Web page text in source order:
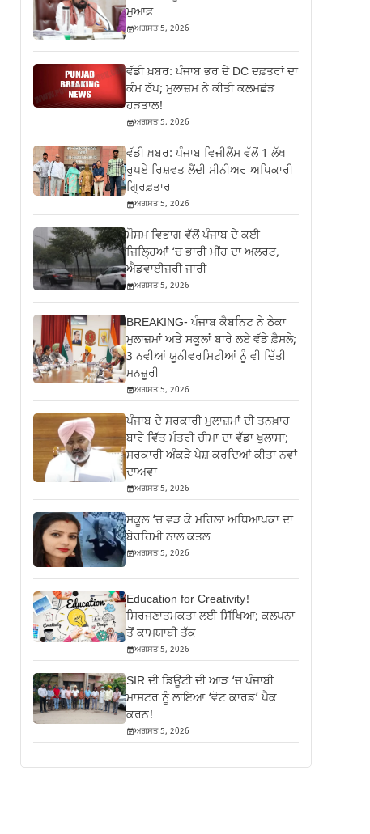
ਮੁਆਫ਼
ਅਗਸਤ 5, 2026
ਵੱਡੀ ਖ਼ਬਰ: ਪੰਜਾਬ ਭਰ ਦੇ DC ਦਫ਼ਤਰਾਂ ਦਾ
ਕੰਮ ਠੱਪ; ਮੁਲਾਜ਼ਮ ਨੇ ਕੀਤੀ ਕਲਮਛੋੜ
ਹੜਤਾਲ!
ਅਗਸਤ 5, 2026
ਵੱਡੀ ਖ਼ਬਰ: ਪੰਜਾਬ ਵਿਜੀਲੈਂਸ ਵੱਲੋਂ 1 ਲੱਖ
ਰੁਪਏ ਰਿਸ਼ਵਤ ਲੈਂਦੀ ਸੀਨੀਅਰ ਅਧਿਕਾਰੀ
ਗ੍ਰਿਫ਼ਤਾਰ
ਅਗਸਤ 5, 2026
ਮੌਸਮ ਵਿਭਾਗ ਵੱਲੋਂ ਪੰਜਾਬ ਦੇ ਕਈ
ਜ਼‍ਿਲ੍ਹਿਆਂ ‘ਚ ਭਾਰੀ ਮੀਂਹ ਦਾ ਅਲਰਟ,
ਐਡਵਾਈਜ਼ਰੀ ਜਾਰੀ
ਅਗਸਤ 5, 2026
BREAKING- ਪੰਜਾਬ ਕੈਬਨਿਟ ਨੇ ਠੇਕਾ
ਮੁਲਾਜ਼ਮਾਂ ਅਤੇ ਸਕੂਲਾਂ ਬਾਰੇ ਲਏ ਵੱਡੇ ਫ਼ੈਸਲੇ;
3 ਨਵੀਆਂ ਯੂਨੀਵਰਸਿਟੀਆਂ ਨੂੰ ਵੀ ਦਿੱਤੀ
ਮਨਜ਼ੂਰੀ
ਅਗਸਤ 5, 2026
ਪੰਜਾਬ ਦੇ ਸਰਕਾਰੀ ਮੁਲਾਜ਼ਮਾਂ ਦੀ ਤਨਖ਼ਾਹ
ਬਾਰੇ ਵਿੱਤ ਮੰਤਰੀ ਚੀਮਾ ਦਾ ਵੱਡਾ ਖੁਲਾਸਾ;
ਸਰਕਾਰੀ ਅੰਕੜੇ ਪੇਸ਼ ਕਰਦਿਆਂ ਕੀਤਾ ਨਵਾਂ
ਦਾਅਵਾ
ਅਗਸਤ 5, 2026
ਸਕੂਲ ‘ਚ ਵੜ ਕੇ ਮਹਿਲਾ ਅਧਿਆਪਕਾ ਦਾ
ਬੇਰਹਿਮੀ ਨਾਲ ਕਤਲ
ਅਗਸਤ 5, 2026
Education for Creativity!
ਸਿਰਜਣਾਤਮਕਤਾ ਲਈ ਸਿੱਖਿਆ; ਕਲਪਨਾ
ਤੋਂ ਕਾਮਯਾਬੀ ਤੱਕ
ਅਗਸਤ 5, 2026
SIR ਦੀ ਡਿਊਟੀ ਦੀ ਆੜ ‘ਚ ਪੰਜਾਬੀ
ਮਾਸਟਰ ਨੂੰ ਲਾਇਆ ‘ਵੋਟ ਕਾਰਡ’ ਪੈਕ
ਕਰਨ!
ਅਗਸਤ 5, 2026